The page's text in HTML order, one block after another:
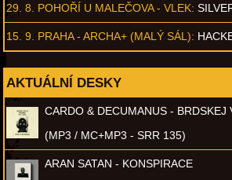
29. 8. POHOŘÍ U MALEČOVA - VLEK:
15. 9. PRAHA - ARCHA+ (MALÝ SÁL):
AKTUÁLNÍ DESKY
CARDO & DECUMANUS -
(MP3 / MC+MP3 - SRR 135)
ARAN SATAN - KONSPIRACE